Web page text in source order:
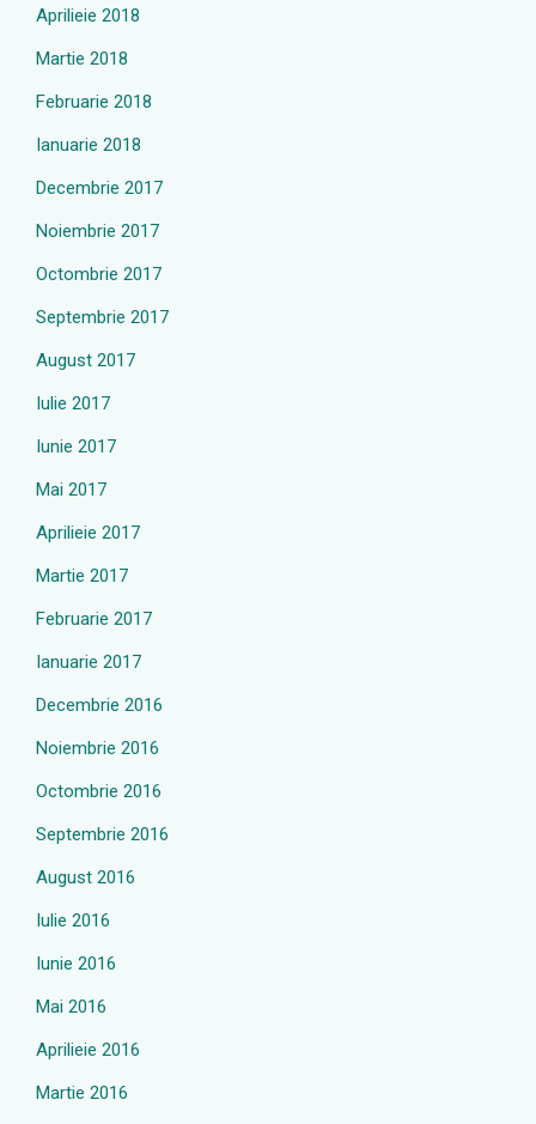
Aprilieie 2018
Martie 2018
Februarie 2018
Ianuarie 2018
Decembrie 2017
Noiembrie 2017
Octombrie 2017
Septembrie 2017
August 2017
Iulie 2017
Iunie 2017
Mai 2017
Aprilieie 2017
Martie 2017
Februarie 2017
Ianuarie 2017
Decembrie 2016
Noiembrie 2016
Octombrie 2016
Septembrie 2016
August 2016
Iulie 2016
Iunie 2016
Mai 2016
Aprilieie 2016
Martie 2016